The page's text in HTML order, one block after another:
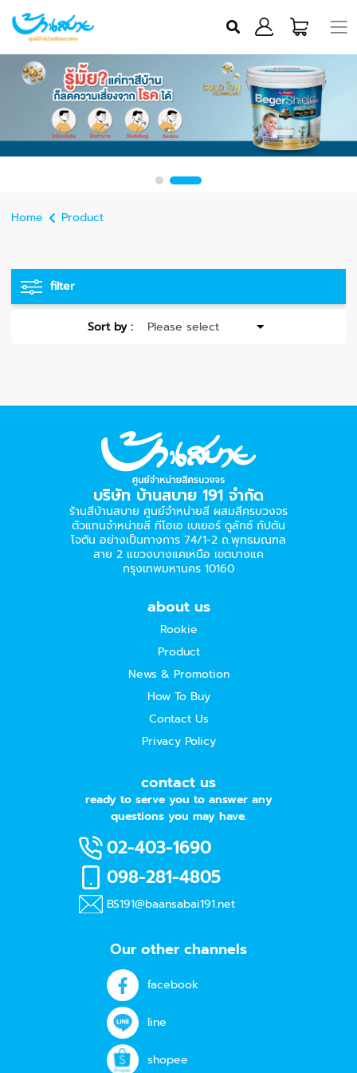
Home Product
filter
Sort by :
บริษัท บ้านสบาย 191 จำกัด
ร้านสีบ้านสบาย ศูนย์จำหน่ายสี ผสมสีครบวงจร
ตัวแทนจำหน่ายสี ทีโอเอ เบเยอร์​ ดูลักซ์ กัปตัน
โจตัน อย่างเป็นทางการ 74/1-2 ถ.พุทธมณฑล
สาย 2 แขวงบางแคเหนือ เขตบางแค
กรุงเทพมหานคร 10160
about us
Rookie
Product
News & Promotion
How To Buy
Contact Us
Privacy Policy
contact us
ready to serve you to answer any
questions you may have.
02-403-1690
098-281-4805
BS191@baansabai191.net
Our other channels
facebook
line
shopee